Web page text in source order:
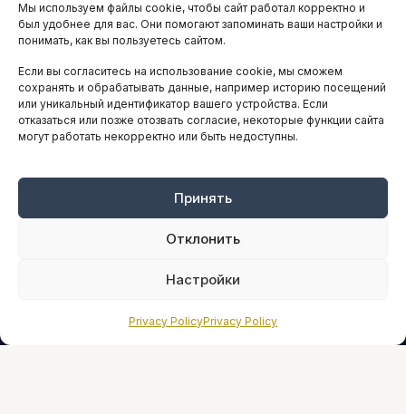
Мы используем файлы cookie, чтобы сайт работал корректно и
был удобнее для вас. Они помогают запоминать ваши настройки и
понимать, как вы пользуетесь сайтом.
Если вы согласитесь на использование cookie, мы сможем
сохранять и обрабатывать данные, например историю посещений
или уникальный идентификатор вашего устройства. Если
отказаться или позже отозвать согласие, некоторые функции сайта
могут работать некорректно или быть недоступны.
Принять
Отклонить
Настройки
Privacy PolicyPrivacy Policy
АНАЛИТИКА И СТАТИСТИКА
ARTICLES IN ENGLISH
НАВИГАЦИЯ
Оплата онлайн